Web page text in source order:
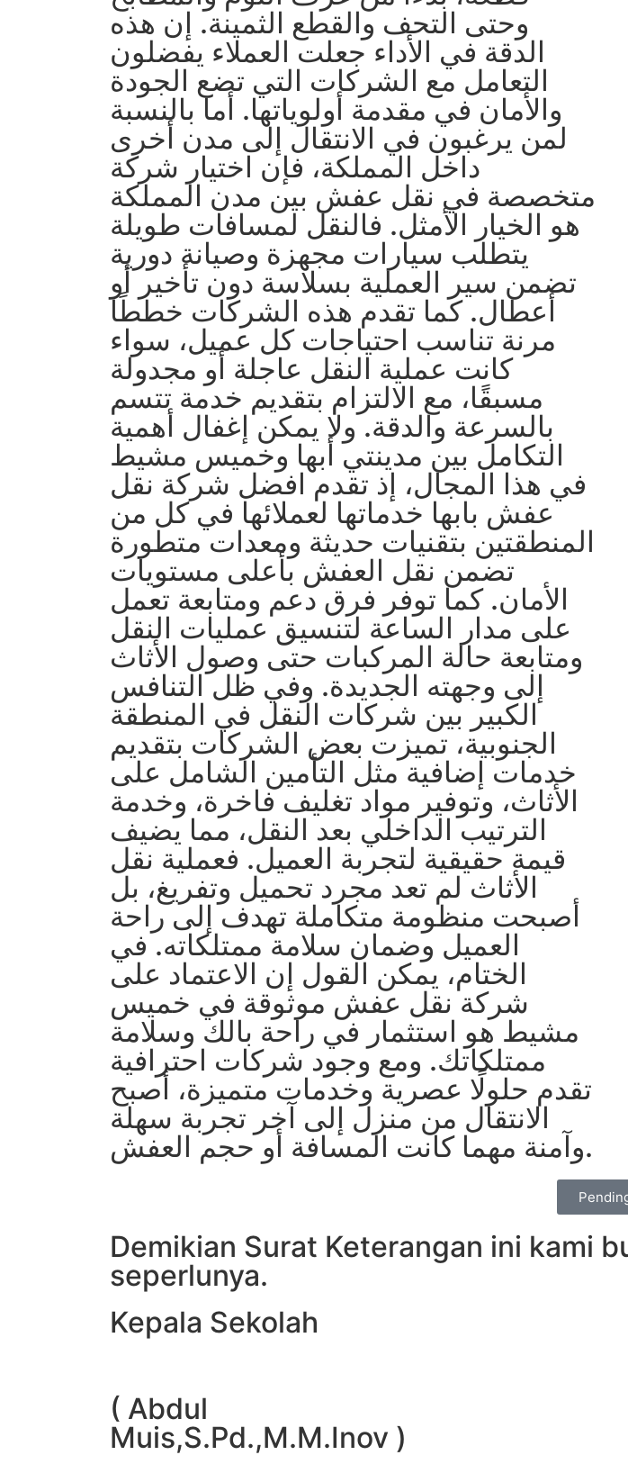
وحتى التحف والقطع الثمينة. إن هذه
الدقة في الأداء جعلت العملاء يفضلون
التعامل مع الشركات التي تضع الجودة
والأمان في مقدمة أولوياتها. أما بالنسبة
لمن يرغبون في الانتقال إلى مدن أخرى
داخل المملكة، فإن اختيار شركة
متخصصة في نقل عفش بين مدن المملكة
هو الخيار الأمثل. فالنقل لمسافات طويلة
يتطلب سيارات مجهزة وصيانة دورية
تضمن سير العملية بسلاسة دون تأخير أو
أعطال. كما تقدم هذه الشركات خططًا
مرنة تناسب احتياجات كل عميل، سواء
كانت عملية النقل عاجلة أو مجدولة
مسبقًا، مع الالتزام بتقديم خدمة تتسم
بالسرعة والدقة. ولا يمكن إغفال أهمية
التكامل بين مدينتي أبها وخميس مشيط
في هذا المجال، إذ تقدم افضل شركة نقل
عفش بابها خدماتها لعملائها في كل من
المنطقتين بتقنيات حديثة ومعدات متطورة
تضمن نقل العفش بأعلى مستويات
الأمان. كما توفر فرق دعم ومتابعة تعمل
على مدار الساعة لتنسيق عمليات النقل
ومتابعة حالة المركبات حتى وصول الأثاث
إلى وجهته الجديدة. وفي ظل التنافس
الكبير بين شركات النقل في المنطقة
الجنوبية، تميزت بعض الشركات بتقديم
خدمات إضافية مثل التأمين الشامل على
الأثاث، وتوفير مواد تغليف فاخرة، وخدمة
الترتيب الداخلي بعد النقل، مما يضيف
قيمة حقيقية لتجربة العميل. فعملية نقل
الأثاث لم تعد مجرد تحميل وتفريغ، بل
أصبحت منظومة متكاملة تهدف إلى راحة
العميل وضمان سلامة ممتلكاته. في
الختام، يمكن القول إن الاعتماد على
شركة نقل عفش موثوقة في خميس
مشيط هو استثمار في راحة بالك وسلامة
ممتلكاتك. ومع وجود شركات احترافية
تقدم حلولًا عصرية وخدمات متميزة، أصبح
الانتقال من منزل إلى آخر تجربة سهلة
وآمنة مهما كانت المسافة أو حجم العفش.
Demikian Surat Keterangan ini kami
seperlunya.
Kepala Sekolah
( Abdul
Muis,S.Pd.,M.M.Inov )